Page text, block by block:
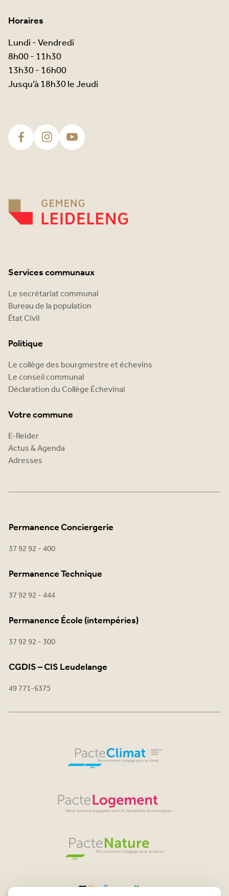
Horaires
Lundi - Vendredi
8h00 - 11h30
13h30 - 16h00
Jusqu’à 18h30 le Jeudi
Services communaux
Le secrétariat communal
Bureau de la population
État Civil
Politique
Le collège des bourgmestre et échevins
Le conseil communal
Déclaration du Collège Échevinal
Votre commune
E-Reider
Actus & Agenda
Adresses
Permanence Conciergerie
37 92 92 - 400
Permanence Technique
37 92 92 - 444
Permanence École (intempéries)
37 92 92 - 300
CGDIS – CIS Leudelange
49 771-6375